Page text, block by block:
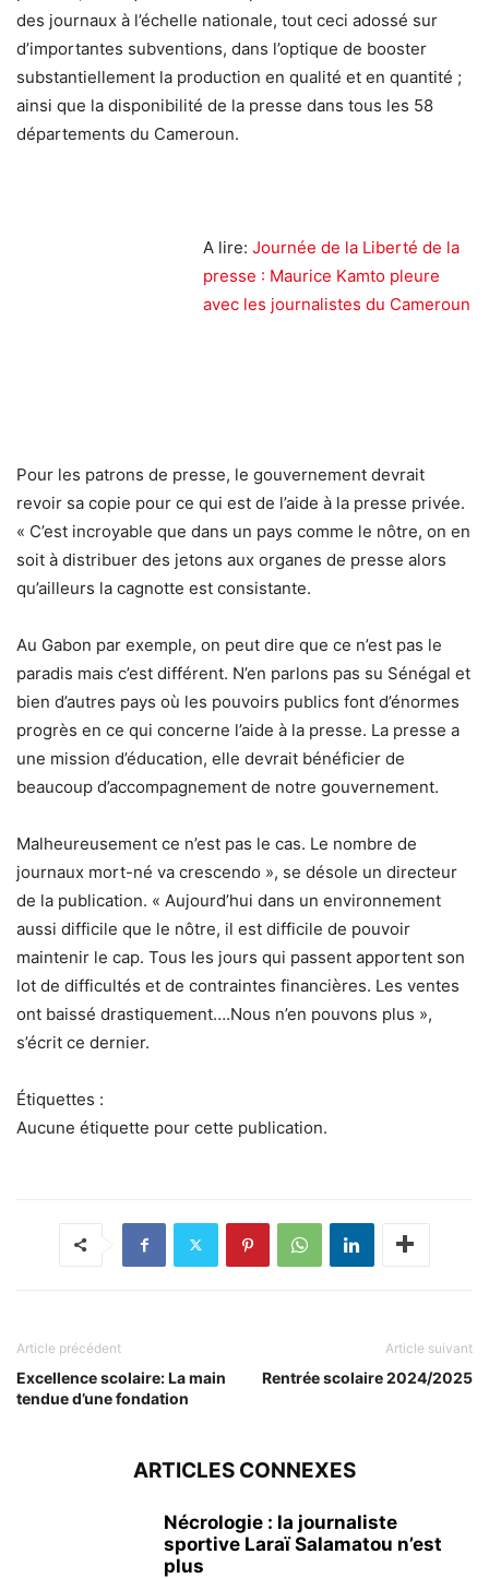
des journaux à l’échelle nationale, tout ceci adossé sur
d’importantes subventions, dans l’optique de booster
substantiellement la production en qualité et en quantité ;
ainsi que la disponibilité de la presse dans tous les 58
départements du Cameroun.
A lire: Journée de la Liberté de la
presse : Maurice Kamto pleure
avec les journalistes du Cameroun
Pour les patrons de presse, le gouvernement devrait
revoir sa copie pour ce qui est de l’aide à la presse privée.
« C’est incroyable que dans un pays comme le nôtre, on en
soit à distribuer des jetons aux organes de presse alors
qu’ailleurs la cagnotte est consistante.
Au Gabon par exemple, on peut dire que ce n’est pas le
paradis mais c’est différent. N’en parlons pas su Sénégal et
bien d’autres pays où les pouvoirs publics font d’énormes
progrès en ce qui concerne l’aide à la presse. La presse a
une mission d’éducation, elle devrait bénéficier de
beaucoup d’accompagnement de notre gouvernement.
Malheureusement ce n’est pas le cas. Le nombre de
journaux mort-né va crescendo », se désole un directeur
de la publication. « Aujourd’hui dans un environnement
aussi difficile que le nôtre, il est difficile de pouvoir
maintenir le cap. Tous les jours qui passent apportent son
lot de difficultés et de contraintes financières. Les ventes
ont baissé drastiquement….Nous n’en pouvons plus »,
s’écrit ce dernier.
Étiquettes :
Aucune étiquette pour cette publication.
Article précédent
Excellence scolaire: La main
tendue d’une fondation
Article suivant
Rentrée scolaire 2024/2025
ARTICLES CONNEXES
Nécrologie : la journaliste
sportive Laraï Salamatou n’est
plus